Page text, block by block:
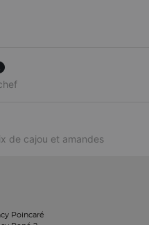
de cajou et amandes
Poincaré